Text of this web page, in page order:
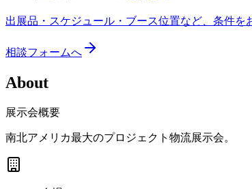
出展品・スケジュール・ブース位置など、条件を
相談フォームへ
About
展示会概要
南北アメリカ最大のプロジェクト物流展示会。